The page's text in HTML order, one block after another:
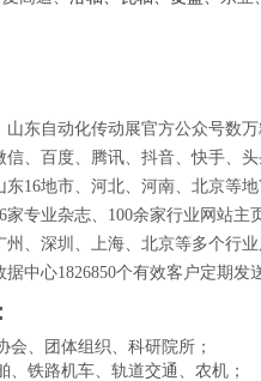
东自动化传动展官方公众号数万
、百度、腾讯、抖音、快手、头
东16地市、河北、河南、北京等地
家专业杂志、 100余家行业网站主
、深圳、上海、北京等多个行业
据中心1826850个有效客户定期发
会、团体组织、科研院所；
、 铁路机车、轨道交通 、农机；